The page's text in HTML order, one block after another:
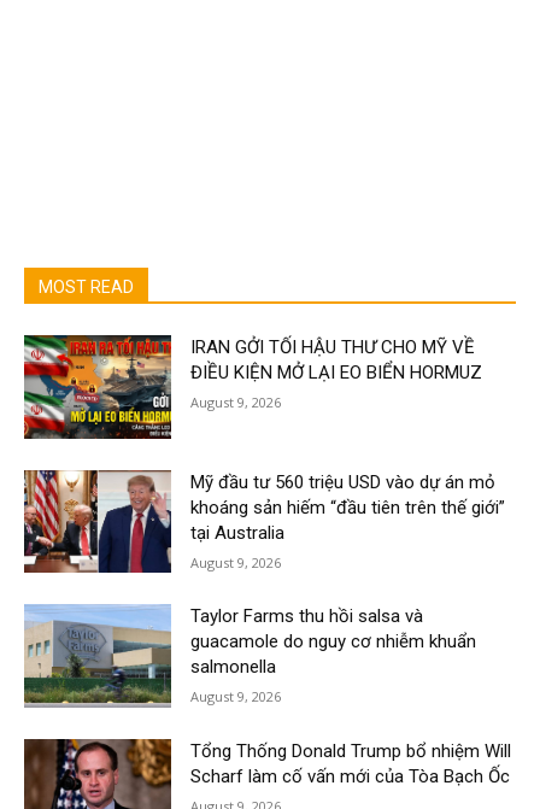
MOST READ
IRAN GỞI TỐI HẬU THƯ CHO MỸ VỀ
ĐIỀU KIỆN MỞ LẠI EO BIỂN HORMUZ
August 9, 2026
Mỹ đầu tư 560 triệu USD vào dự án mỏ
khoáng sản hiếm “đầu tiên trên thế giới”
tại Australia
August 9, 2026
Taylor Farms thu hồi salsa và
guacamole do nguy cơ nhiễm khuẩn
salmonella
August 9, 2026
Tổng Thống Donald Trump bổ nhiệm Will
Scharf làm cố vấn mới của Tòa Bạch Ốc